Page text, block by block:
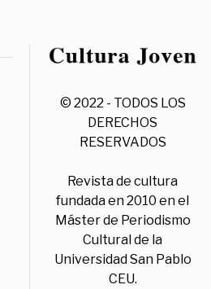
© 2022 - TODOS LOS
DERECHOS
RESERVADOS
Revista de cultura
fundada en 2010 en el
Máster de Periodismo
Cultural de la
Universidad San Pablo
CEU.